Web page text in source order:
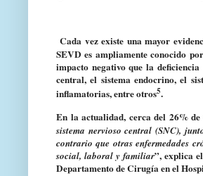
Cada vez existe una mayor
SEVD es ampliamente conocido
impacto negativo que la
central, el sistema endocrino, el
inflamatorias, entre otros5.
En la actualidad, cerca del 26%
sistema nervioso central (SNC),
contrario que otras enfermedades
social, laboral y familiar”, explica el
Departamento de Cirugía en el